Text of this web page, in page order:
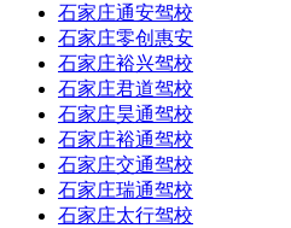
石家庄通安驾校
石家庄零创惠安
石家庄裕兴驾校
石家庄君道驾校
石家庄昊通驾校
石家庄裕通驾校
石家庄交通驾校
石家庄瑞通驾校
石家庄太行驾校